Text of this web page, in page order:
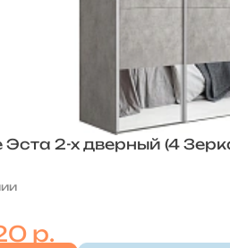
2-х дверный (4
р.